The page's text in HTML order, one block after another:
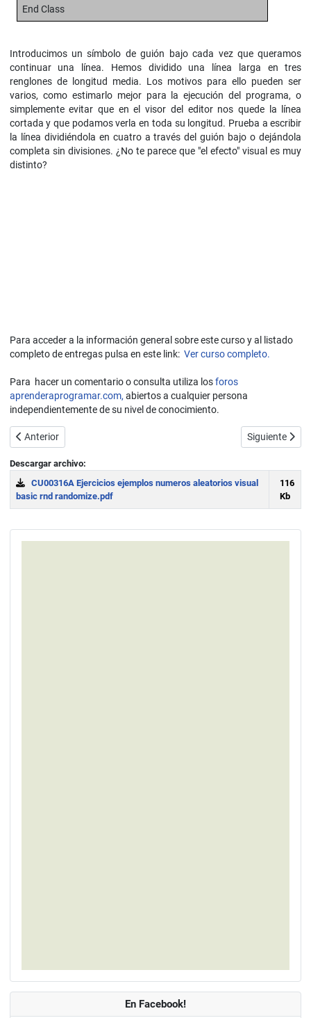
End Class
Introducimos un símbolo de guión bajo cada vez que queramos
continuar una línea. Hemos dividido una línea larga en tres
renglones de longitud media. Los motivos para ello pueden ser
varios, como estimarlo mejor para la ejecución del programa, o
simplemente evitar que en el visor del editor nos quede la línea
cortada y que podamos verla en toda su longitud. Prueba a escribir
la línea dividiéndola en cuatro a través del guión bajo o dejándola
completa sin divisiones. ¿No te parece que "el efecto" visual es muy
distinto?
Para acceder a la información general sobre este curso y al listado
completo de entregas pulsa en este link: Ver curso completo.
Para hacer un comentario o consulta utiliza losforos
aprenderaprogramar.com, abiertos a cualquier persona
independientemente de su nivel de conocimiento.
Artículo anterior: Generar números aleatorios en Visual Basic
Anterior Artículo
Siguiente
Descargar archivo:
CU00316A Ejercicios ejemplos numeros aleatorios visual
basic rnd randomize.pdf
116
Kb
En Facebook!